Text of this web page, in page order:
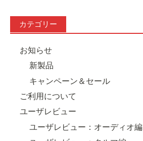
カテゴリー
お知らせ
新製品
キャンペーン＆セール
ご利用について
ユーザレビュー
ユーザレビュー：オーディオ編